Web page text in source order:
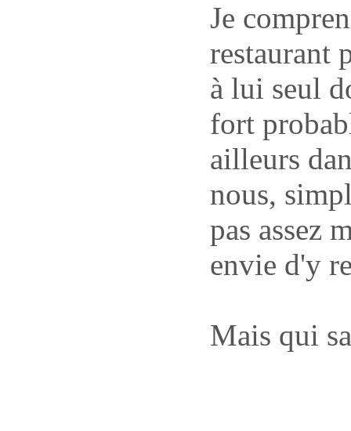
Je
restaurant
à lui seul
fort
ailleurs
nous,
pas assez
envie d'y
Mais qui